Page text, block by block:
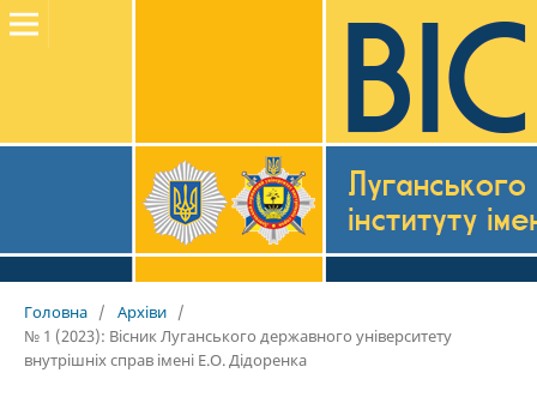
Головна / Архіви /
№ 1 (2023): Вісник Луганського державного університету
внутрішніх справ імені Е.О. Дідоренка